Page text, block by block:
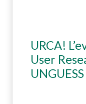
URCA!
User
UNGUESS